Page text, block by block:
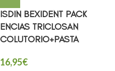
ISDIN BEXIDENT PACK
ENCIAS TRICLOSAN
COLUTORIO+PASTA
16,95€